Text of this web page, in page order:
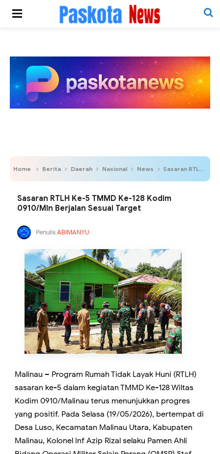
Home Berita Daerah Nasional News Sasaran RTLH Ke-5 TMMD Ke-128 Kodim 0910/Mln Berjalan Sesuai Target
Sasaran RTLH Ke-5 TMMD Ke-128 Kodim
0910/Mln Berjalan Sesuai Target
PenulisABIMANYU
Malinau – Program Rumah Tidak Layak Huni (RTLH)
sasaran ke-5 dalam kegiatan TMMD Ke-128 Wiltas
Kodim 0910/Malinau terus menunjukkan progres
yang positif. Pada Selasa (19/05/2026), bertempat di
Desa Luso, Kecamatan Malinau Utara, Kabupaten
Malinau, Kolonel Inf Azip Rizal selaku Pamen Ahli